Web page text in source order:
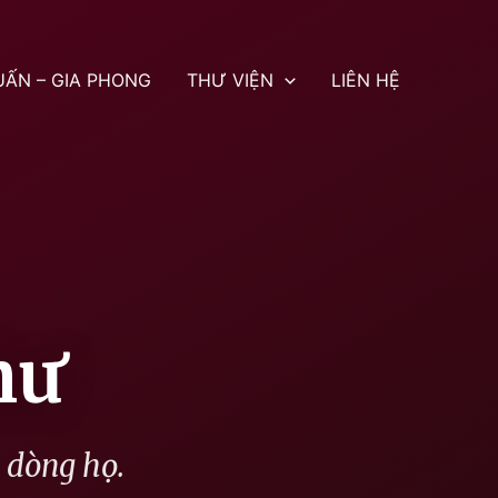
– GIA PHONG THƯ VIỆN LIÊN HỆ
họ.